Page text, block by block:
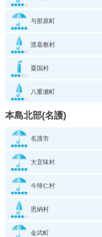
与那原町
渡嘉敷村
粟国村
八重瀬町
本島北部(名護)
名護市
大宜味村
今帰仁村
恩納村
金武町